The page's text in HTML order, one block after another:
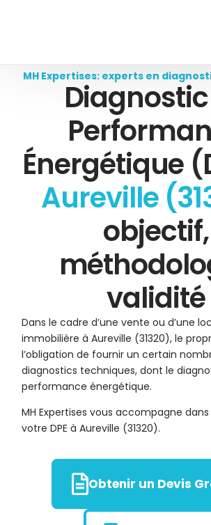
MH Expertises: experts en
Énergétique
Aureville
objectif,
validité
Dans le cadre d’une vente ou d’une
immobilière à Aureville (31320), le
l’obligation de fournir un certain
diagnostics techniques, dont le
performance énergétique.
MH Expertises vous accompagne
votre DPE à Aureville (31320).
Obtenir un Devis